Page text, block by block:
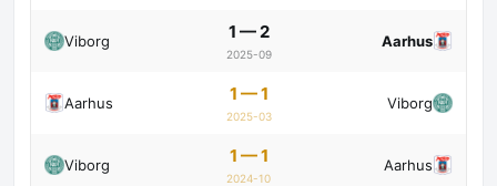
Viborg 1 — 2
2025-09
Aarhus
Aarhus 1 — 1
2025-03
Viborg
Viborg 1 — 1
2024-10
Aarhus